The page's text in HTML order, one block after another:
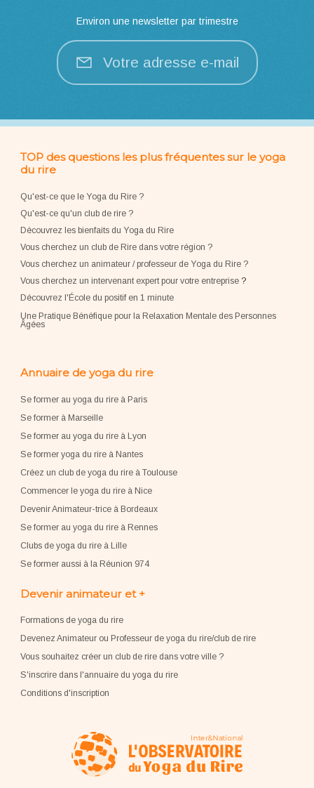
Environ une newsletter par trimestre
Votre adresse e-mail
TOP des questions les plus fréquentes sur le yoga
du rire
Qu'est-ce que le Yoga du Rire ?
Qu'est-ce qu'un club de rire ?
Découvrez les bienfaits du Yoga du Rire
Vous cherchez un club de Rire dans votre région ?
Vous cherchez un animateur / professeur de Yoga du Rire ?
Vous cherchez un intervenant expert pour votre entreprise?
Découvrez l'École du positif en 1 minute
Une Pratique Bénéfique pour la Relaxation Mentale des Personnes
Âgées
Annuaire de yoga du rire
Se former au yoga du rire à Paris
Se former à Marseille
Se former au yoga du rire à Lyon
Se former yoga du rire à Nantes
Créez un club de yoga du rire à Toulouse
Commencer le yoga du rire à Nice
Devenir Animateur-trice à Bordeaux
Se former au yoga du rire à Rennes
Clubs de yoga du rire à Lille
Se former aussi à la Réunion 974
Devenir animateur et +
Formations de yoga du rire
Devenez Animateur ou Professeur de yoga du rire/club de rire
Vous souhaitez créer un club de rire dans votre ville ?
S'inscrire dans l'annuaire du yoga du rire
Conditions d'inscription